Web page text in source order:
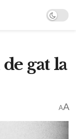
gat la
AA